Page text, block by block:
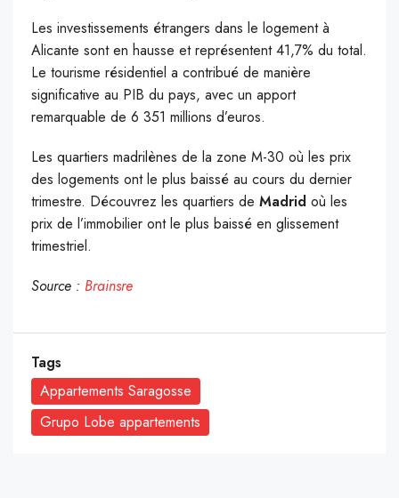
Les investissements étrangers dans le logement à
Alicante sont en hausse et représentent 41,7% du total.
Le tourisme résidentiel a contribué de manière
significative au PIB du pays, avec un apport
remarquable de 6 351 millions d’euros.
Les quartiers madrilènes de la zone M-30 où les prix
des logements ont le plus baissé au cours du dernier
trimestre. Découvrez les quartiers de Madrid où les
prix de l’immobilier ont le plus baissé en glissement
trimestriel.
Source : Brainsre
Tags
Appartements Saragosse
Grupo Lobe appartements